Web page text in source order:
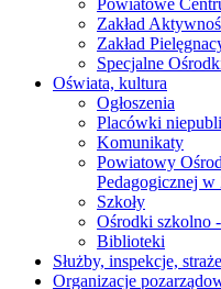
Powiatowe
Zakład
Zakład
Specjalne
Oświata, kultura
Ogłoszenia
Placówki
Komunikaty
Powiatowy
Pedagogicznej w
Szkoły
Ośrodki szkolno
Biblioteki
Służby, inspekcje,
Organizacje